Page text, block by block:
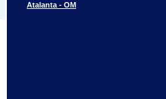
Atalanta - OM